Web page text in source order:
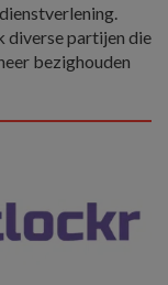
diverse partijen die
bezighouden